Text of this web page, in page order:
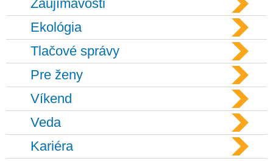
Zaujímavosti
Ekológia
Tlačové správy
Pre ženy
Víkend
Veda
Kariéra